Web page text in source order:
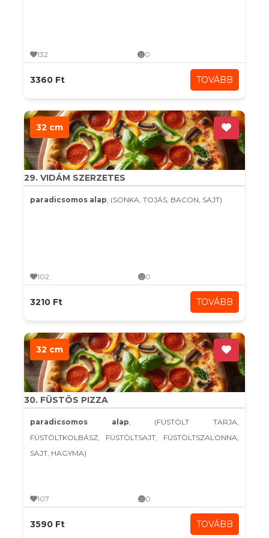
132 0
3360 Ft TOVÁBB
32 cm
29. VIDÁM SZERZETES
paradicsomos alap, (SONKA, TOJÁS, BACON, SAJT)
102 0
3210 Ft TOVÁBB
32 cm
30. FÜSTÖS PIZZA
paradicsomos alap, (FÜSTÖLT TARJA,
FÜSTÖLTKOLBÁSZ, FÜSTÖLTSAJT, FÜSTÖLTSZALONNA,
SAJT, HAGYMA)
107 0
3590 Ft TOVÁBB